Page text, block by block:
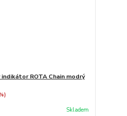
indikátor ROTA Chain modrý
Skladem